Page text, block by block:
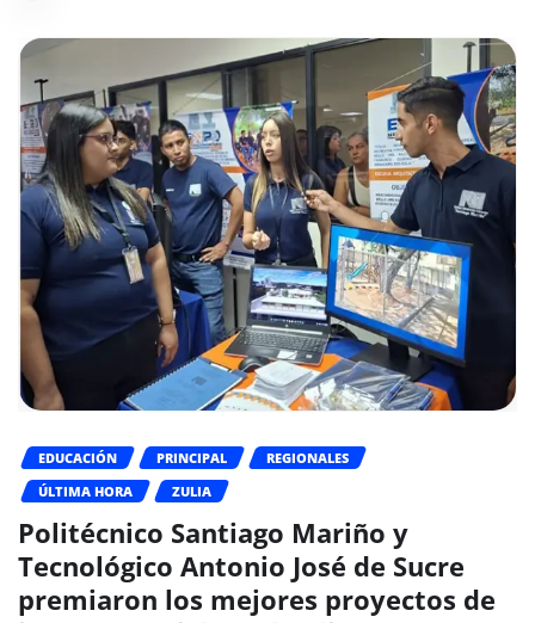
EDUCACIÓN PRINCIPAL
REGIONALES
ÚLTIMA HORA
ZULIA
Politécnico Santiago Mariño y
Tecnológico Antonio José de Sucre
premiaron los mejores proyectos de